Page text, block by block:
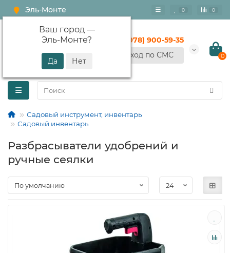
Эль-Монте
Ваш город —
Эль-Монте?
0 0
+7 (978) 900-59-35
Вход по СМС
0
Садовый инструмент, инвентарь
Садовый инвентарь
Разбрасыватели удобрений и
ручные сеялки